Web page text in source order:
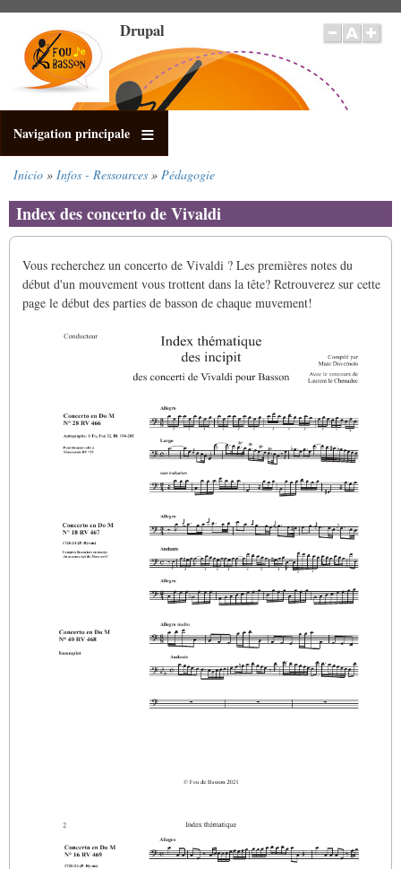
contenido
principal
Drupal
Navigation principale
enlaces
de
a
la
navegación
Inicio Infos - Ressources Pédagogie
Index des concerto de Vivaldi
Vous recherchez un concerto de Vivaldi ? Les premières notes du
début d'un mouvement vous trottent dans la tête? Retrouverez sur cette
page le début des parties de basson de chaque muvement!